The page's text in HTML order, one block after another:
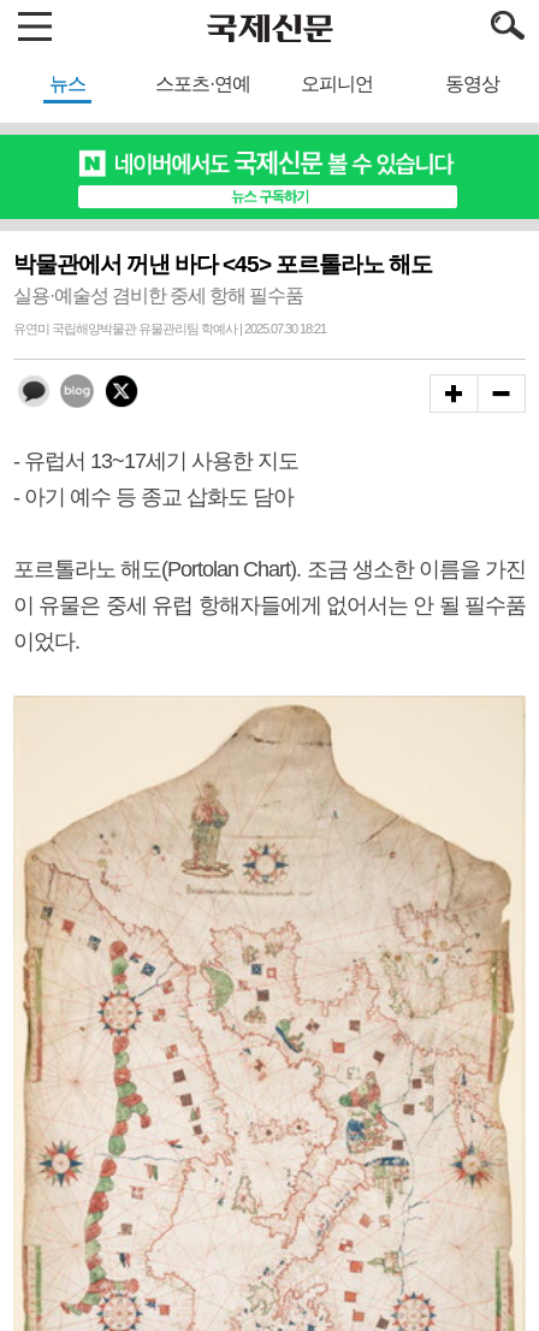
뉴스 스포츠·연예 오피니언 동영상
박물관에서 꺼낸 바다 <45> 포르톨라노 해도
실용·예술성 겸비한 중세 항해 필수품
유연미 국립해양박물관 유물관리팀 학예사 | 2025.07.30 18:21
- 유럽서 13~17세기 사용한 지도
- 아기 예수 등 종교 삽화도 담아
포르톨라노 해도(Portolan Chart). 조금 생소한 이름을 가진
이 유물은 중세 유럽 항해자들에게 없어서는 안 될 필수품
이었다.